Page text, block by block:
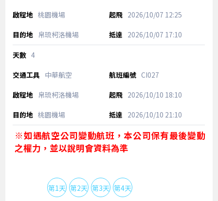
桃園機場 2026/10/07 12:25
帛琉柯洛機場 2026/10/07 17:10
4
中華航空 CI027
帛琉柯洛機場 2026/10/10 18:10
桃園機場 2026/10/10 21:10
※如遇航空公司變動航班，本公司保有最後變動
之權力，並以說明會資料為準
第1天 第2天 第3天 第4天